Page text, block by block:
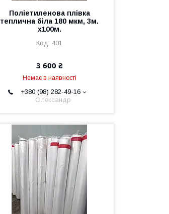
Поліетиленова плівка
теплична біла 180 мкм, 3м.
х100м.
401
3 600 ₴
Немає в наявності
+380 (98) 282-49-16
Олександр